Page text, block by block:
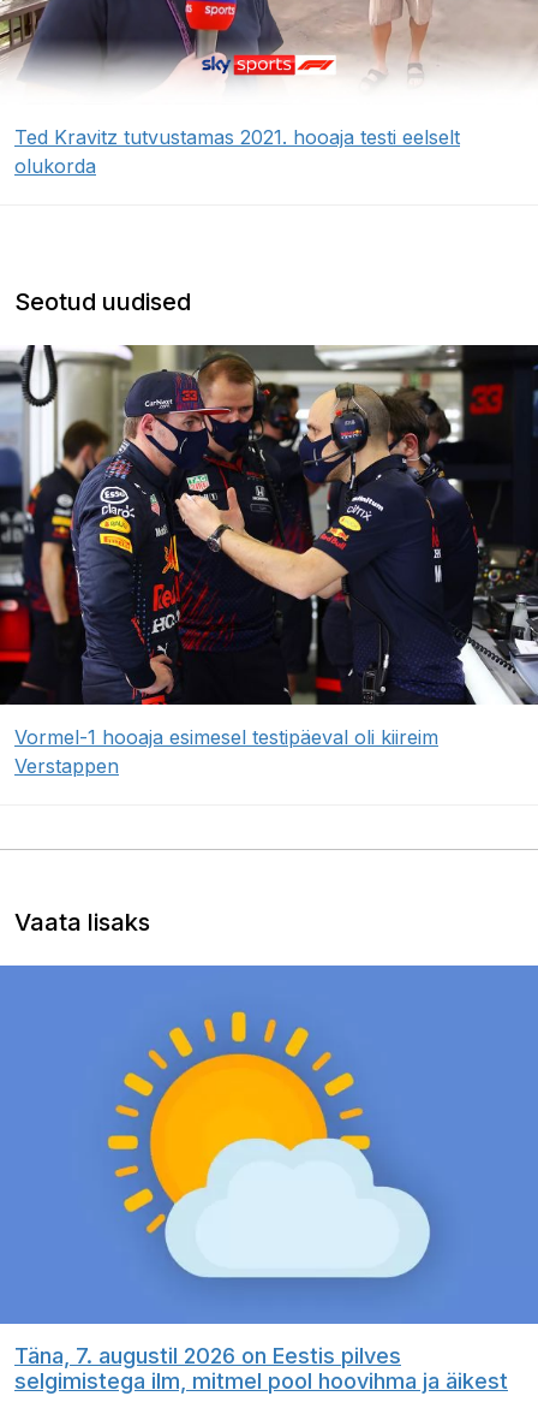
Ted Kravitz tutvustamas 2021. hooaja testi eelselt
olukorda
Seotud uudised
Vormel-1 hooaja esimesel testipäeval oli kiireim
Verstappen
Vaata lisaks
Täna, 7. augustil 2026 on Eestis pilves
selgimistega ilm, mitmel pool hoovihma ja äikest